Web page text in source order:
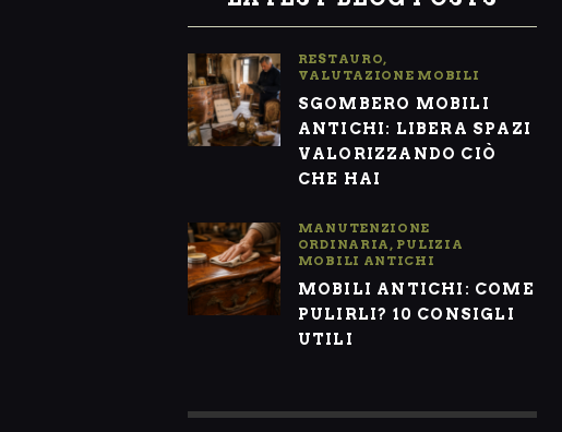
RESTAURO,
VALUTAZIONE MOBILI
SGOMBERO MOBILI
ANTICHI: LIBERA SPAZI
VALORIZZANDO CIÒ
CHE HAI
MANUTENZIONE
ORDINARIA, PULIZIA
MOBILI ANTICHI
MOBILI ANTICHI: COME
PULIRLI? 10 CONSIGLI
UTILI